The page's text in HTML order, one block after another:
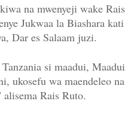
na mwenyeji wake Rais
Jukwaa la Biashara kati
Dar es Salaam juzi.
si maadui, Maadui
ukosefu wa maendeleo na
Rais Ruto.